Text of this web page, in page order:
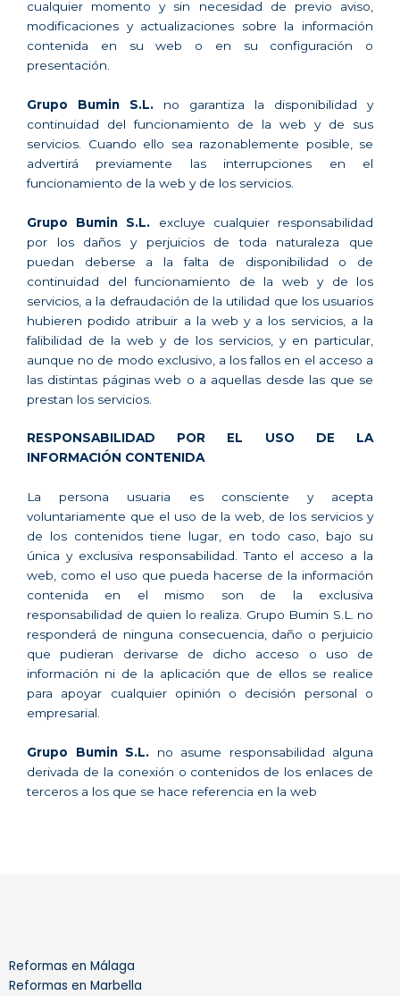
cualquier momento y sin necesidad de previo aviso,
modificaciones y actualizaciones sobre la información
contenida en su web o en su configuración o
presentación.
Grupo Bumin S.L. no garantiza la disponibilidad y
continuidad del funcionamiento de la web y de sus
servicios. Cuando ello sea razonablemente posible, se
advertirá previamente las interrupciones en el
funcionamiento de la web y de los servicios.
Grupo Bumin S.L. excluye cualquier responsabilidad
por los daños y perjuicios de toda naturaleza que
puedan deberse a la falta de disponibilidad o de
continuidad del funcionamiento de la web y de los
servicios, a la defraudación de la utilidad que los usuarios
hubieren podido atribuir a la web y a los servicios, a la
falibilidad de la web y de los servicios, y en particular,
aunque no de modo exclusivo, a los fallos en el acceso a
las distintas páginas web o a aquellas desde las que se
prestan los servicios.
RESPONSABILIDAD POR EL USO DE LA
INFORMACIÓN CONTENIDA
La persona usuaria es consciente y acepta
voluntariamente que el uso de la web, de los servicios y
de los contenidos tiene lugar, en todo caso, bajo su
única y exclusiva responsabilidad. Tanto el acceso a la
web, como el uso que pueda hacerse de la información
contenida en el mismo son de la exclusiva
responsabilidad de quien lo realiza. Grupo Bumin S.L. no
responderá de ninguna consecuencia, daño o perjuicio
que pudieran derivarse de dicho acceso o uso de
información ni de la aplicación que de ellos se realice
para apoyar cualquier opinión o decisión personal o
empresarial.
Grupo Bumin S.L. no asume responsabilidad alguna
derivada de la conexión o contenidos de los enlaces de
terceros a los que se hace referencia en la web
Reformas en Málaga
Reformas en Marbella